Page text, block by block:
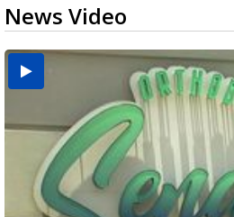
News Video